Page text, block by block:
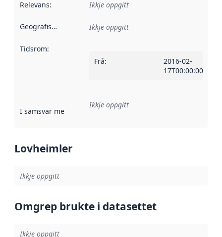
Relevans: Ikkje oppgitt
Geografisk område Ikkje oppgitt
Tidsrom:
Frå:
2016-02-
17T00:00:00Z
I samsvar med Referanse til ei implementeringsregel eller
Ikkje oppgitt
Lovheimler
Ikkje oppgitt
Omgrep brukte i datasettet
Ikkje oppgitt